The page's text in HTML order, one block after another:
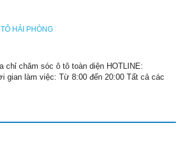
HẢI PHÒNG
chỉ chăm sóc ô tô toàn diện HOTLINE:
gian làm việc: Từ 8:00 đến 20:00 Tất cả các